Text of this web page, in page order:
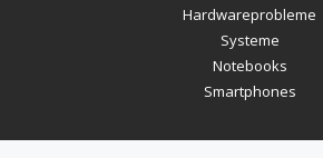
Hardwareprobleme
Systeme
Notebooks
Smartphones